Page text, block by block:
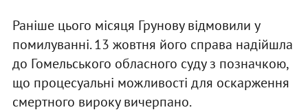
Раніше цього місяця Грунову відмовили у
помилуванні. 13 жовтня його справа надійшла
до Гомельського обласного суду з позначкою,
що процесуальні можливості для оскарження
смертного вироку вичерпано.